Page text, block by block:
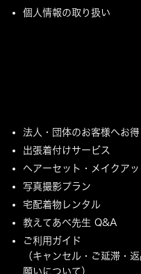
個人情報の取り扱い
法人・団体のお客様へお
出張着付けサービス
ヘアーセット・メイクア
写真撮影プラン
宅配着物レンタル
教えてあべ先生 Q&A
ご利用ガイド
（キャンセル・ご延滞・
願いについて）